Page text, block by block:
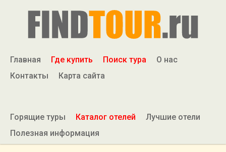
Главная Где купить Поиск тура
О нас
Контакты
Карта сайта
Горящие туры Каталог отелей
Лучшие отели
Полезная информация